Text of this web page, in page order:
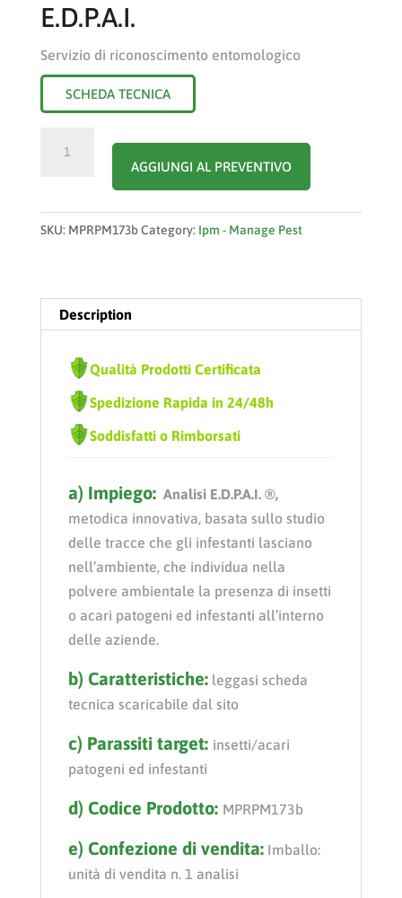
E.D.P.A.I.
Servizio di riconoscimento entomologico
SCHEDA TECNICA
AGGIUNGI AL PREVENTIVO
SKU: MPRPM173b Category: Ipm - Manage Pest
Description
Qualità Prodotti Certificata
Spedizione Rapida in 24/48h
Soddisfatti o Rimborsati
a) Impiego: Analisi E.D.P.A.I. ®,
metodica innovativa, basata sullo studio
delle tracce che gli infestanti lasciano
nell’ambiente, che individua nella
polvere ambientale la presenza di insetti
o acari patogeni ed infestanti all’interno
delle aziende.
b) Caratteristiche:leggasi scheda
tecnica scaricabile dal sito
c) Parassiti target: insetti/acari
patogeni ed infestanti
d) Codice Prodotto: MPRPM173b
e) Confezione di vendita:Imballo:
unità di vendita n. 1 analisi